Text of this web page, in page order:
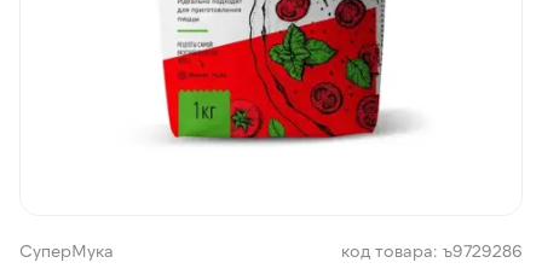
СуперМука код товара: ъ9729286